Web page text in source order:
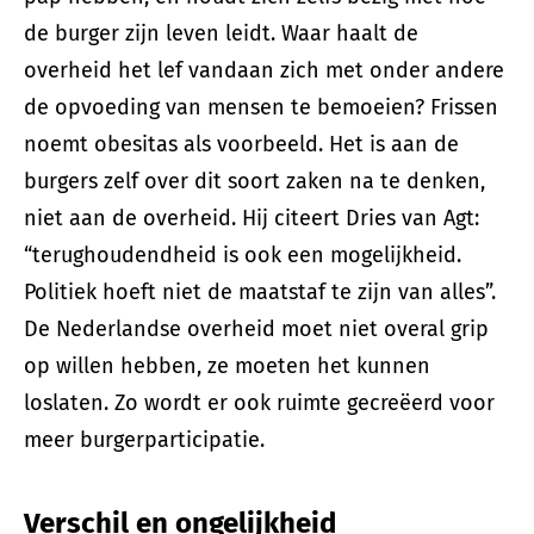
de burger zijn leven leidt. Waar haalt de
overheid het lef vandaan zich met onder andere
de opvoeding van mensen te bemoeien? Frissen
noemt obesitas als voorbeeld. Het is aan de
burgers zelf over dit soort zaken na te denken,
niet aan de overheid. Hij citeert Dries van Agt:
“terughoudendheid is ook een mogelijkheid.
Politiek hoeft niet de maatstaf te zijn van alles”.
De Nederlandse overheid moet niet overal grip
op willen hebben, ze moeten het kunnen
loslaten. Zo wordt er ook ruimte gecreëerd voor
meer burgerparticipatie.
Verschil en ongelijkheid